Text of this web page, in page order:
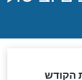
הרבה